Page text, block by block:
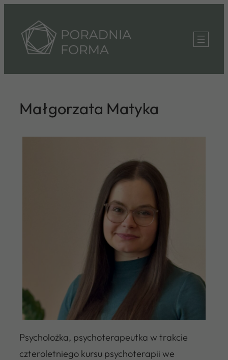
treści
Małgorzata Matyka
Psycholożka, psychoterapeutka w trakcie
czteroletniego kursu psychoterapii we